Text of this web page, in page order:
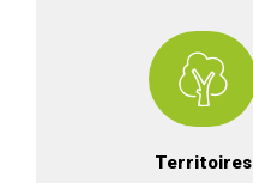
Territoires